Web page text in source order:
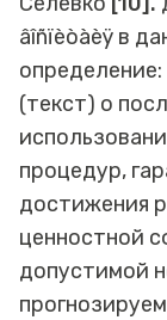
âîñïèòàèÿ в
(текст) о
процедур,
достижения
ценностной
допустимой